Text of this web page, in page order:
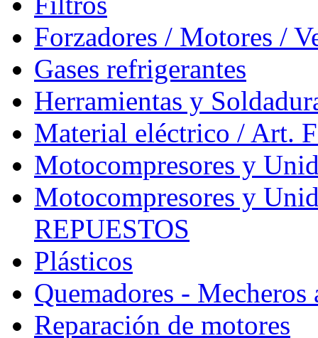
Forzadores / Motores /
Gases refrigerantes
Herramientas y
Material eléctrico / Art.
Motocompresores y
Motocompresores y
REPUESTOS
Plásticos
Quemadores - Mecheros
Reparación de motores